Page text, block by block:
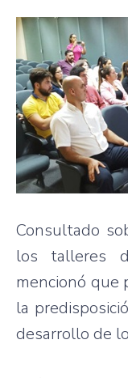
Consultado
los talleres
mencionó que
la
desarrollo de